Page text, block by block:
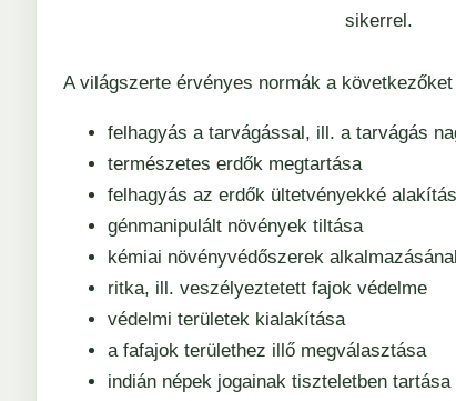
sikerrel.
A világszerte érvényes normák a
felhagyás a tarvágással, ill. a tarvágás
természetes erdők megtartása
felhagyás az erdők ültetvényekké
génmanipulált növények tiltása
kémiai növényvédőszerek
ritka, ill. veszélyeztetett fajok védelme
védelmi területek kialakítása
a fafajok területhez illő megválasztása
indián népek jogainak tiszteletben tartása